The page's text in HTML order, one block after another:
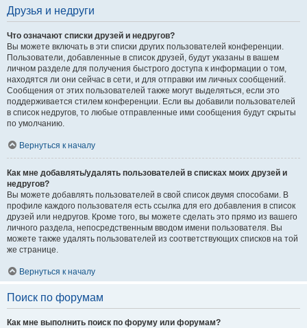
Друзья и недруги
Что означают списки друзей и недругов?
Вы можете включать в эти списки других пользователей конференции.
Пользователи, добавленные в список друзей, будут указаны в вашем
личном разделе для получения быстрого доступа к информации о том,
находятся ли они сейчас в сети, и для отправки им личных сообщений.
Сообщения от этих пользователей также могут выделяться, если это
поддерживается стилем конференции. Если вы добавили пользователей
в список недругов, то любые отправленные ими сообщения будут скрыты
по умолчанию.
Вернуться к началу
Как мне добавлять/удалять пользователей в списках моих друзей и
недругов?
Вы можете добавлять пользователей в свой список двумя способами. В
профиле каждого пользователя есть ссылка для его добавления в список
друзей или недругов. Кроме того, вы можете сделать это прямо из вашего
личного раздела, непосредственным вводом имени пользователя. Вы
можете также удалять пользователей из соответствующих списков на той
же странице.
Вернуться к началу
Поиск по форумам
Как мне выполнить поиск по форуму или форумам?